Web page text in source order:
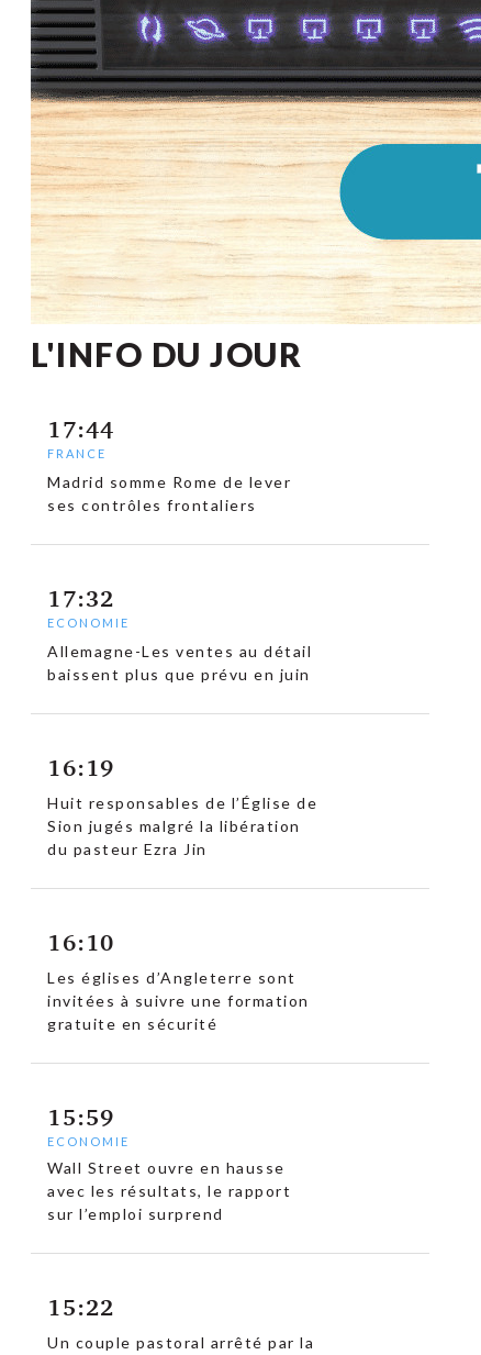
L'INFO DU JOUR
17:44
FRANCE
Madrid somme Rome de lever
ses contrôles frontaliers
17:32
ECONOMIE
Allemagne-Les ventes au détail
baissent plus que prévu en juin
16:19
Huit responsables de l’Église de
Sion jugés malgré la libération
du pasteur Ezra Jin
16:10
Les églises d’Angleterre sont
invitées à suivre une formation
gratuite en sécurité
15:59
ECONOMIE
Wall Street ouvre en hausse
avec les résultats, le rapport
sur l’emploi surprend
15:22
Un couple pastoral arrêté par la